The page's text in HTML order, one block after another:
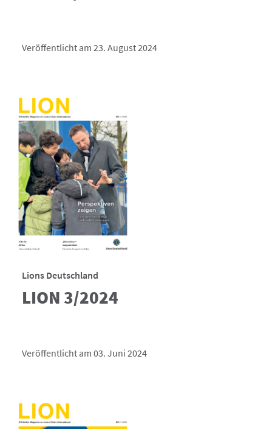
Veröffentlicht am 23. August 2024
Lions Deutschland
LION 3/2024
Veröffentlicht am 03. Juni 2024